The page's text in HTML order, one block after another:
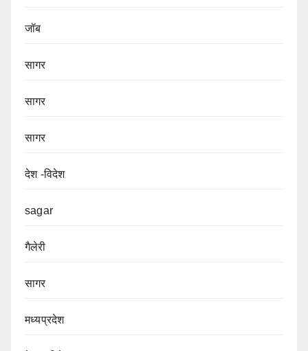
जॉब
सागर
सागर
सागर
देश -विदेश
sagar
गैलेरी
सागर
मध्यप्रदेश